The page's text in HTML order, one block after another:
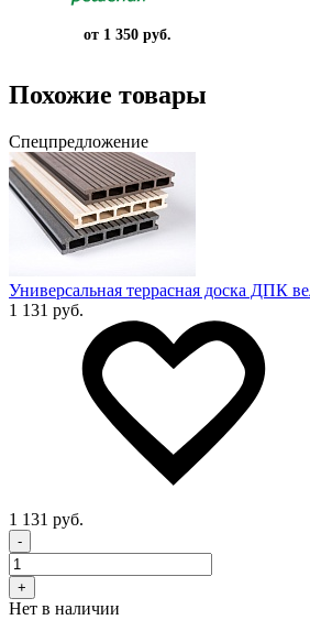
от 1 350 руб.
Похожие товары
Спецпредложение
Универсальная террасная доска ДПК
1 131 руб.
1 131 руб.
-
+
Нет в наличии